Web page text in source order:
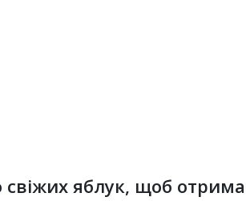
свіжих яблук, щоб